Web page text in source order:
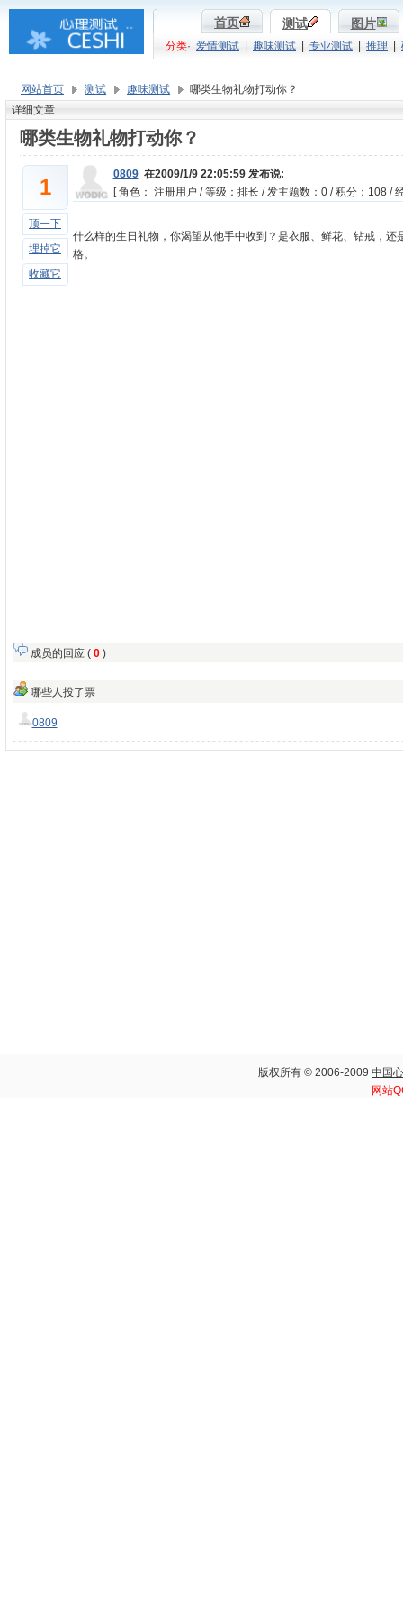
首页 测试 图片
分类· 爱情测试 趣味测试 专业测试 推理
网站首页 测试 趣味测试
哪类生物礼物打动你？
详细文章
哪类生物礼物打动你？
1
顶一下
埋掉它
收藏它
0809 在2009/1/9 22:05:59 发布说:
[ 角色： 注册用户 / 等级：排长 / 发主题数：0 / 积分：108 /
什么样的生日礼物，你渴望从他手中收到？是衣服、鲜花、钻戒，
格。
成员的回应 (0 )
哪些人投了票
0809
版权所有 © 2006-2009 中国
网站